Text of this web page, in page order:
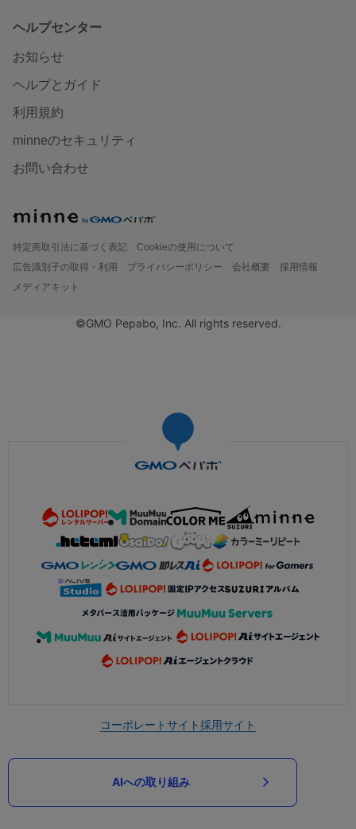
ヘルプセンター
お知らせ
ヘルプとガイド
利用規約
minneのセキュリティ
お問い合わせ
特定商取引法に基づく表記
Cookieの使用について
広告識別子の取得・利用
プライバシーポリシー 会社概要
採用情報
メディアキット
©GMO Pepabo, Inc. All rights reserved.
コーポレートサイト採用サイト
AIへの取り組み